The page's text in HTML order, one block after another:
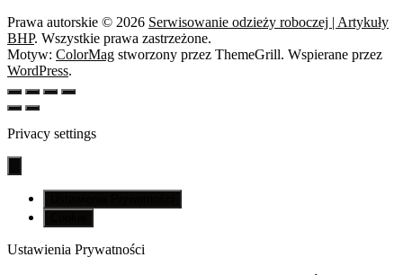
Prawa autorskie © 2026 Serwisowanie odzieży roboczej | Artykuły
BHP. Wszystkie prawa zastrzeżone.
Motyw: ColorMag stworzony przez ThemeGrill. Wspierane przez
WordPress.
Privacy settings
Ustawienia Prywatności